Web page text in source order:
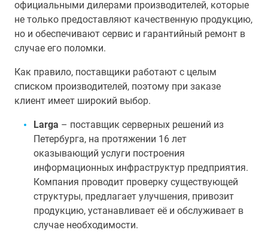
официальными дилерами производителей, которые
не только предоставляют качественную продукцию,
но и обеспечивают сервис и гарантийный ремонт в
случае его поломки.
Как правило, поставщики работают с целым
списком производителей, поэтому при заказе
клиент имеет широкий выбор.
Larga – поставщик серверных решений из
Петербурга, на протяжении 16 лет
оказывающий услуги построения
информационных инфраструктур предприятия.
Компания проводит проверку существующей
структуры, предлагает улучшения, привозит
продукцию, устанавливает её и обслуживает в
случае необходимости.